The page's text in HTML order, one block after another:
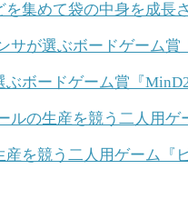
を集めて袋の中身を成長
ぶボードゲーム賞『
産を競う二人用ゲーム『